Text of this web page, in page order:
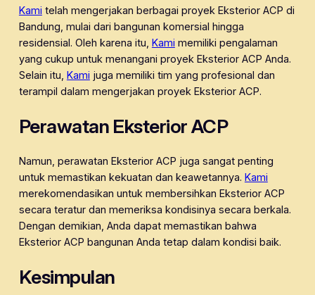
Kami telah mengerjakan berbagai proyek Eksterior ACP di
Bandung, mulai dari bangunan komersial hingga
residensial. Oleh karena itu, Kami memiliki pengalaman
yang cukup untuk menangani proyek Eksterior ACP Anda.
Selain itu, Kami juga memiliki tim yang profesional dan
terampil dalam mengerjakan proyek Eksterior ACP.
Perawatan Eksterior ACP
Namun, perawatan Eksterior ACP juga sangat penting
untuk memastikan kekuatan dan keawetannya. Kami
merekomendasikan untuk membersihkan Eksterior ACP
secara teratur dan memeriksa kondisinya secara berkala.
Dengan demikian, Anda dapat memastikan bahwa
Eksterior ACP bangunan Anda tetap dalam kondisi baik.
Kesimpulan